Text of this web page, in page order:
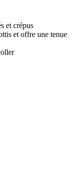
et crépus
et offre une tenue